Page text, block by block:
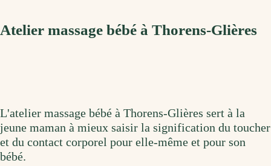
Atelier massage bébé à Thorens-Glières
L'atelier massage bébé à Thorens-Glières sert à la
jeune maman à mieux saisir la signification du toucher
et du contact corporel pour elle-même et pour son
bébé.